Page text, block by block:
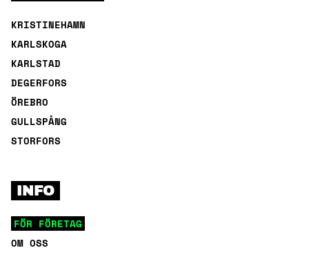
KRISTINEHAMN
KARLSKOGA
KARLSTAD
DEGERFORS
ÖREBRO
GULLSPÅNG
STORFORS
INFO
FÖR FÖRETAG
OM OSS